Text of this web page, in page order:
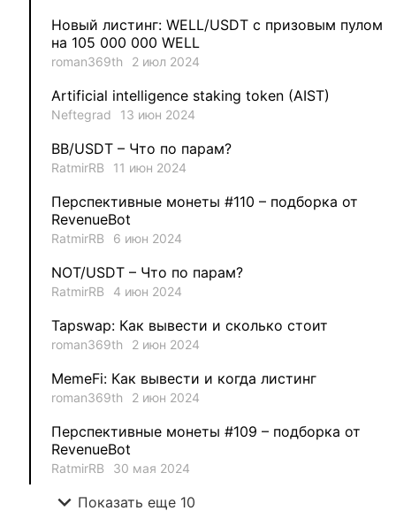
Jevick 1
MysticalEnergyNFT 1
DecimalChain 1
Ksenia 1
METAMINECRAFT
Kate_AAX 1
Новый листинг: WELL/USDT с призовым пулом
на 105 000 000 WELL
roman369th 2 июл 2024
Artificial intelligence staking token (AIST)
Neftegrad 13 июн 2024
BB/USDT – Что по парам?
RatmirRB 11 июн 2024
Перспективные монеты #110 – подборка от
RevenueBot
RatmirRB 6 июн 2024
NOT/USDT – Что по парам?
RatmirRB 4 июн 2024
Tapswap: Как вывести и сколько стоит
roman369th 2 июн 2024
MemeFi: Как вывести и когда листинг
roman369th 2 июн 2024
Перспективные монеты #109 – подборка от
RevenueBot
RatmirRB 30 мая 2024
expand_more Показать еще 10